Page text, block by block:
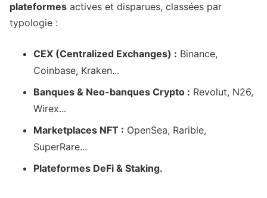
plateformes actives et disparues, classées par
typologie :
CEX (Centralized Exchanges) : Binance,
Coinbase, Kraken...
Banques & Neo-banques Crypto : Revolut, N26,
Wirex...
Marketplaces NFT : OpenSea, Rarible,
SuperRare...
Plateformes DeFi & Staking.